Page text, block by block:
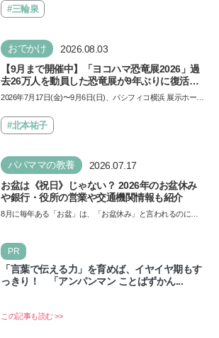
も…#三輪泉
おでかけ 2026.08.03
【9月まで開催中】「ヨコハマ恐竜展2026」過
去26万人を動員した恐竜展が9年ぶりに復活！
夏休みのおでかけで楽しむポイントを完全ガイ
2026年7月17日(金)〜9月6日(日)、パシフィコ横浜 展示ホール
催…#北本祐子
パパママの教養 2026.07.17
お盆は《祝日》じゃない？ 2026年のお盆休み
や銀行・役所の営業や交通機関情報も紹介
8月に毎年ある「お盆」は、「お盆休み」と言われるのに祝
PR
「言葉で伝える力」を育めば、イヤイヤ期もす
っきり！ 「アンパンマン ことばずかん...
この記事も読む >>